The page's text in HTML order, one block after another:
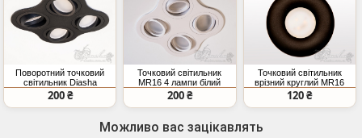
Поворотний точковий
світильник Diasha
чорний MR16 4x
200 ₴
Точковий світильник
MR16 4 лампи білий
поворотний
200 ₴
Точковий світильник
врізний круглий MR16
чорний IP20
120 ₴
Можливо вас зацікавлять